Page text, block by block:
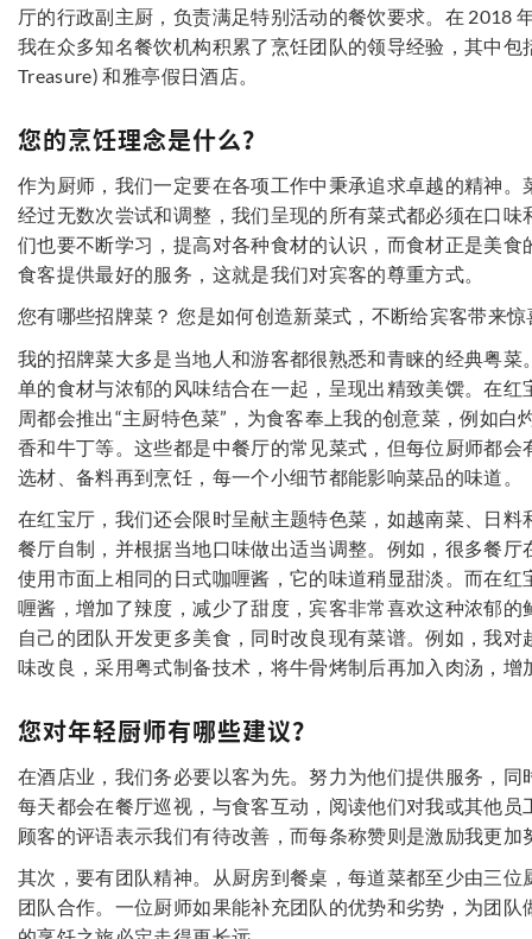
厅的行政副主厨，负责满足特别活动的餐饮要求。在 2018
我在众多知名餐饮机构积累了烹饪团队的领导经验，其中包
Treasure) 和雅亭假日酒店。
您的烹饪理念是什么？
作为厨师，我们一定要在各项工作中秉承追求卓越的精神。
经过无数次尝试和调整，我们呈现的所有菜式都必须在口味
们也要不断学习，提高对各种食材的认识，而食材正是美食
食客提供最好的服务，这就是我们对宾客的尊重方式。
您有哪些招牌菜？ 您是如何创造新菜式，不断给宾客带来惊
我的招牌菜大多是当地人和游客都很熟悉和青睐的经典粤菜
单的食材与浓郁的风味结合在一起，呈现出精致美馔。在红
周都会推出“主厨特色菜”，为食客奉上我的创意菜，例如白
香和牛丁等。这些都是中餐厅的常见菜式，但每位厨师都会
选材、备料再到烹饪，每一个小细节都能影响菜品的味道。
在红宝厅，我们还会限时呈献主题特色菜，如越南菜、日料
餐厅自制，并根据当地口味做出适当调整。例如，很多餐厅
使用市面上相同的日式咖喱酱，它的味道稍显甜淡。而在红
喱酱，增加了辣度，减少了甜度，宾客非常喜欢这种浓郁的
自己的团队开发更多美食，同时改良现有菜谱。例如，我对
味改良，采用粤式制备技术，将牛骨烤制后再加入肉汤，增
您对年轻厨师有哪些建议？
在酒店业，我们务必要以客为先。努力为他们提供服务，同
每天都会在餐厅巡视，与食客互动，阅读他们对我或其他员
顾客的评语表示我们有待改善，而每条称赞则是激励我更加
其次，要有团队精神。从厨房到餐桌，每道菜都至少由三位
团队合作。一位厨师如果能补充团队的优势和劣势，为团队